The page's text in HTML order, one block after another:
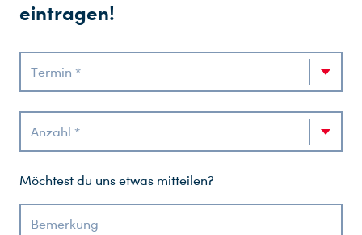
eintragen!
Termin *
Anzahl *
Möchtest du uns etwas mitteilen?
Bemerkung